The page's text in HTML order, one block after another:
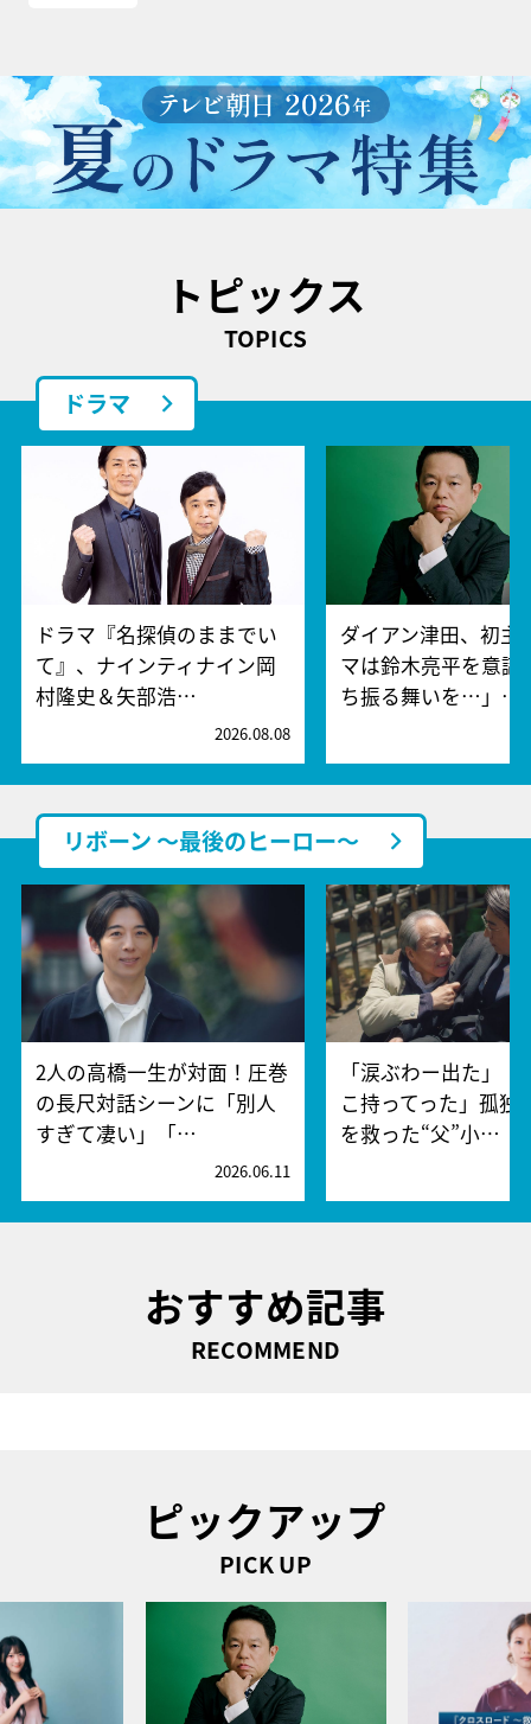
トピックス
TOPICS
ドラマ
ドラマ『名探偵のままでい
て』、ナインティナイン岡
村隆史＆矢部浩…
2026.08.08
ダイアン津田、初主
マは鈴木亮平を意識
ち振る舞いを…」…
リボーン ～最後のヒーロー～
2人の高橋一生が対面！圧巻
の長尺対話シーンに「別人
すぎて凄い」「…
2026.06.11
「涙ぶわー出た」「
こ持ってった」孤独
を救った“父”小…
おすすめ記事
RECOMMEND
ピックアップ
PICK UP